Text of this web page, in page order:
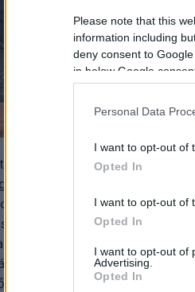
Please note that this
information including
deny consent to
in below Google
Personal Data
I want to opt-out of
Opted In
I want to opt-out of
Opted In
I want to opt-out of
Advertising.
Opted In
záróepizódja óta, a hat
beszélgetős műsor
És
szétnéz a régi
egy-két jelenetet, illetve
jellegéhez képest
munkatársa bukkan fel pár